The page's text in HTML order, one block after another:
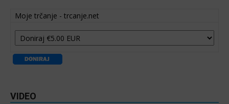
Moje trčanje - trcanje.net
VIDEO